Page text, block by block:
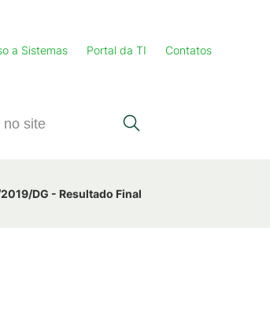
a Sistemas Portal da TI Contatos
DG - Resultado Final